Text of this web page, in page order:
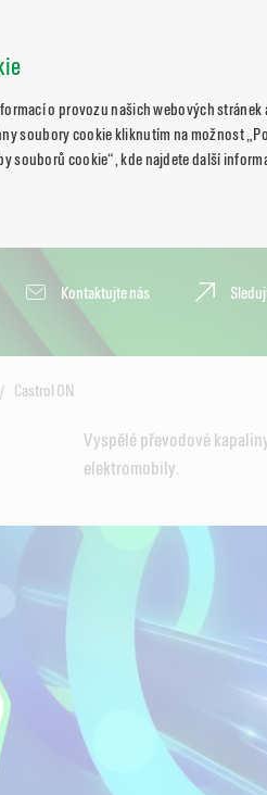
o provozu našich webových stránek
soubory cookie kliknutím na možnost
souborů cookie“, kde najdete další
Kontaktujte nás
Castrol ON
Vyspělé převodové
elektromobily.